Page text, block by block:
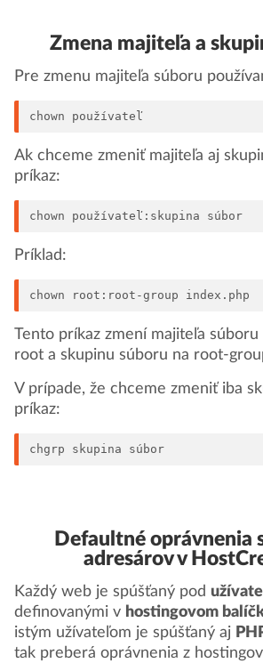
Zmena majiteľa a
Pre zmenu majiteľa súboru
chown používateľ
Ak chceme zmeniť majiteľa aj
príkaz:
chown používateľ:skupina súbor
Príklad:
chown root:root-group index.php
Tento príkaz zmení majiteľa súboru
root a skupinu súboru na root-
V prípade, že chceme zmeniť iba
príkaz:
chgrp skupina súbor
Defaultné oprávnenia
adresárov v
Každý web je spúšťaný pod
definovanými v hostingovom
istým užívateľom je spúšťaný aj
tak preberá oprávnenia z